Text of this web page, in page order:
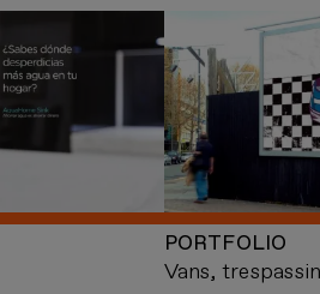
Vans,
PORTFOLIO